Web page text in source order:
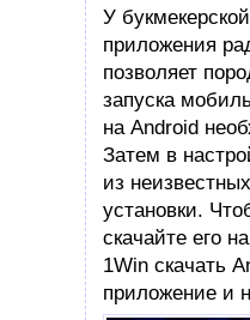
У
приложения
позволяет
запуска
на Android
Затем в
из
установки.
скачайте его
1Win скачать
приложение и